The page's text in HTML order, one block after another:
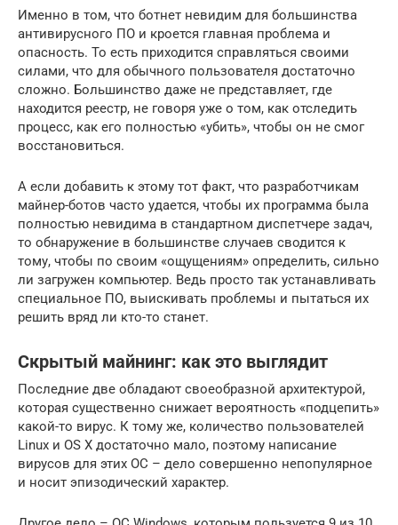
Именно в том, что ботнет невидим для большинства
антивирусного ПО и кроется главная проблема и
опасность. То есть приходится справляться своими
силами, что для обычного пользователя достаточно
сложно. Большинство даже не представляет, где
находится реестр, не говоря уже о том, как отследить
процесс, как его полностью «убить», чтобы он не смог
восстановиться.
А если добавить к этому тот факт, что разработчикам
майнер-ботов часто удается, чтобы их программа была
полностью невидима в стандартном диспетчере задач,
то обнаружение в большинстве случаев сводится к
тому, чтобы по своим «ощущениям» определить, сильно
ли загружен компьютер. Ведь просто так устанавливать
специальное ПО, выискивать проблемы и пытаться их
решить вряд ли кто-то станет.
Скрытый майнинг: как это выглядит
Последние две обладают своеобразной архитектурой,
которая существенно снижает вероятность «подцепить»
какой-то вирус. К тому же, количество пользователей
Linux и OS X достаточно мало, поэтому написание
вирусов для этих ОС – дело совершенно непопулярное
и носит эпизодический характер.